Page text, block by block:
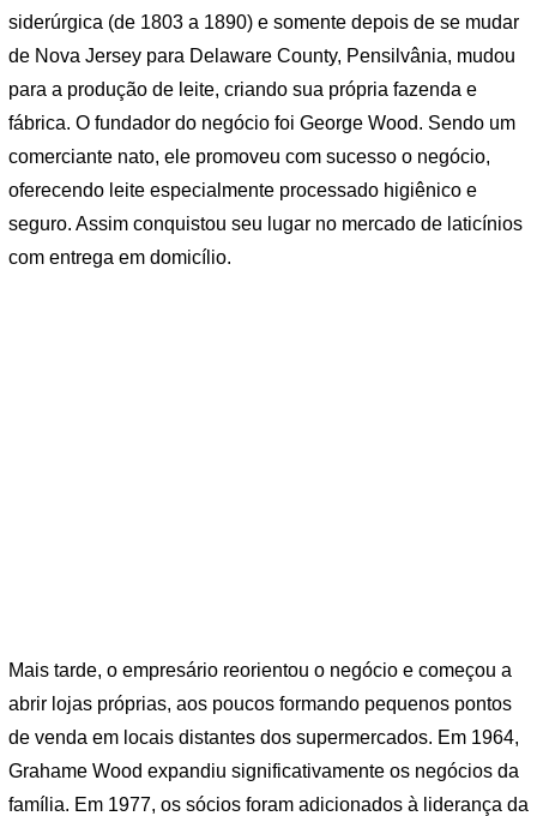
siderúrgica (de 1803 a 1890) e somente depois de se mudar
de Nova Jersey para Delaware County, Pensilvânia, mudou
para a produção de leite, criando sua própria fazenda e
fábrica. O fundador do negócio foi George Wood. Sendo um
comerciante nato, ele promoveu com sucesso o negócio,
oferecendo leite especialmente processado higiênico e
seguro. Assim conquistou seu lugar no mercado de laticínios
com entrega em domicílio.
Mais tarde, o empresário reorientou o negócio e começou a
abrir lojas próprias, aos poucos formando pequenos pontos
de venda em locais distantes dos supermercados. Em 1964,
Grahame Wood expandiu significativamente os negócios da
família. Em 1977, os sócios foram adicionados à liderança da